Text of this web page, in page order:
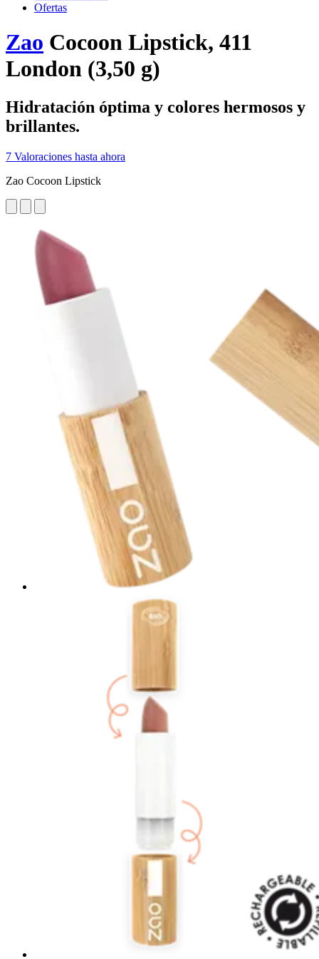
Ofertas
Zao Cocoon Lipstick, 411
London (3,50 g)
Hidratación óptima y colores hermosos y
brillantes.
7 Valoraciones hasta ahora
Zao Cocoon Lipstick